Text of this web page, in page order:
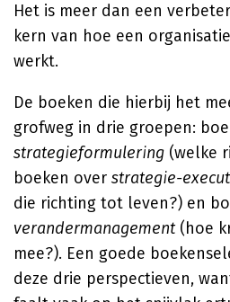
Het is meer dan een
kern van hoe een
werkt.
De boeken die hierbij het
grofweg in drie groepen:
strategieformulering (welke
boeken over strategie-
die richting tot leven?) en
verandermanagement(hoe
mee?). Een goede
deze drie perspectieven,